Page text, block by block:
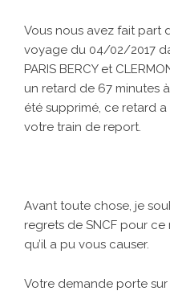
Vous nous avez fait part
voyage du 04/02/2017
PARIS BERCY et
un retard de 67 minutes
été supprimé, ce retard
votre train de report.
Avant toute chose, je
regrets de SNCF pour
qu’il a pu vous causer.
Votre demande porte